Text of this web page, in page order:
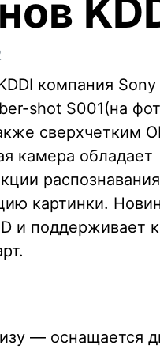
компания Sony
shot S001(на
сверхчетким
камера обладает
картинки.
и поддерживает
— оснащается